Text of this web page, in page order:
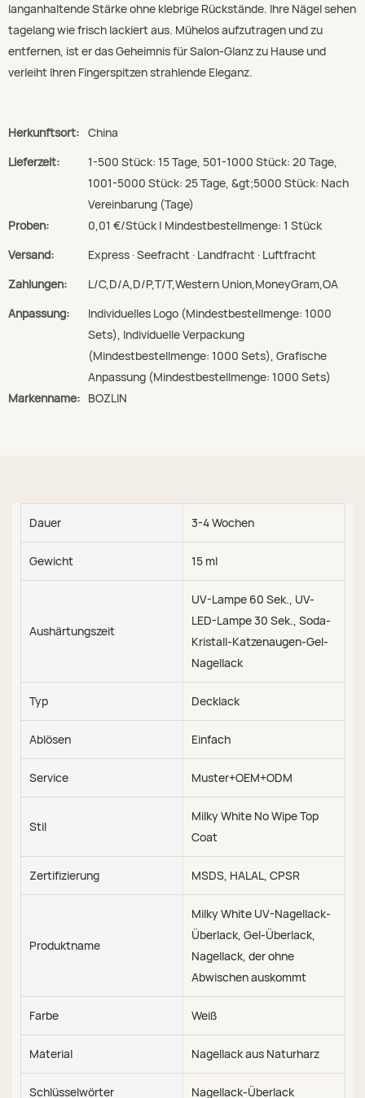
langanhaltende Stärke ohne klebrige Rückstände. Ihre Nägel sehen
tagelang wie frisch lackiert aus. Mühelos aufzutragen und zu
entfernen, ist er das Geheimnis für Salon-Glanz zu Hause und
verleiht Ihren Fingerspitzen strahlende Eleganz.
Herkunftsort: China
Lieferzeit:
1-500 Stück: 15 Tage, 501-1000 Stück: 20 Tage,
1001-5000 Stück: 25 Tage, &gt;5000 Stück: Nach
Vereinbarung (Tage)
Proben:
0,01 €/Stück | Mindestbestellmenge: 1 Stück
Versand:
Express · Seefracht · Landfracht · Luftfracht
Zahlungen:
L/C,D/A,D/P,T/T,Western Union,MoneyGram,OA
Anpassung:
Individuelles Logo (Mindestbestellmenge: 1000
Sets), Individuelle Verpackung
(Mindestbestellmenge: 1000 Sets), Grafische
Anpassung (Mindestbestellmenge: 1000 Sets)
Markenname: BOZLIN
Dauer 3-4 Wochen
Gewicht 15 ml
Aushärtungszeit
UV-Lampe 60 Sek., UV-
LED-Lampe 30 Sek., Soda-
Kristall-Katzenaugen-Gel-
Nagellack
Typ Decklack
Ablösen Einfach
Service Muster+OEM+ODM
Stil
Milky White No Wipe Top
Coat
Zertifizierung MSDS, HALAL, CPSR
Produktname
Milky White UV-Nagellack-
Überlack, Gel-Überlack,
Nagellack, der ohne
Abwischen auskommt
Farbe Weiß
Material Nagellack aus Naturharz
Schlüsselwörter Nagellack-Überlack